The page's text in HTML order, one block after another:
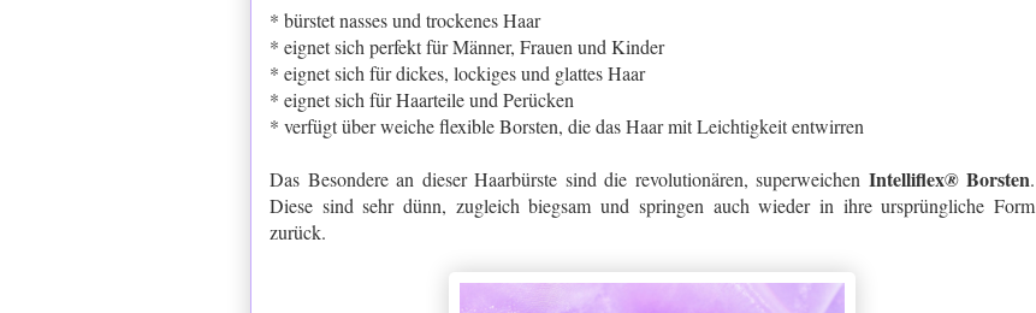
* bürstet nasses und trockenes Haar
* eignet sich perfekt für Männer, Frauen und Kinder
* eignet sich für dickes, lockiges und glattes Haar
* eignet sich für Haarteile und Perücken
* verfügt über weiche flexible Borsten, die das Haar mit Leichtigkeit entwirren
Das Besondere an dieser Haarbürste sind die revolutionären, superweichen Intelliflex®Borsten.
Diese sind sehr dünn, zugleich biegsam und springen auch wieder in ihre ursprüngliche Form
zurück.